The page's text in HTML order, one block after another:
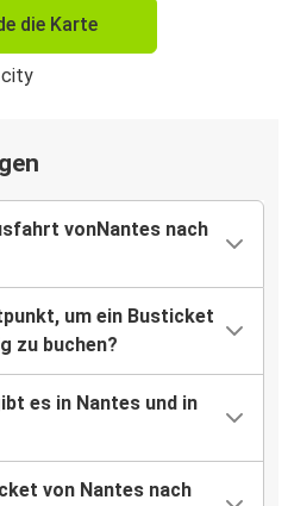
die Karte
vonNantes nach
um ein Busticket
zu buchen?
es in Nantes und in
von Nantes nach